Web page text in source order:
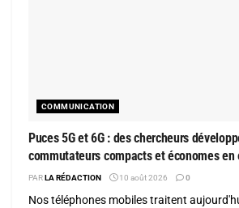
COMMUNICATION
Puces 5G et 6G : des chercheurs
commutateurs compacts et économes en
PARLA RÉDACTION 10 août 2026 0
Nos téléphones mobiles traitent